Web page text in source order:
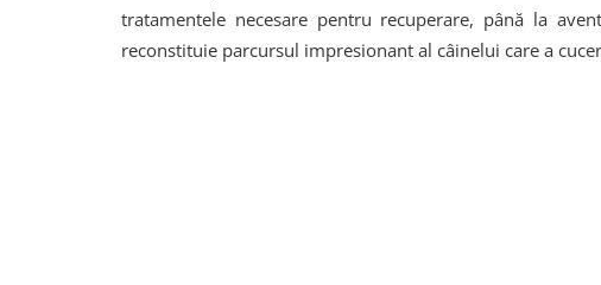
tratamentele necesare pentru recuperare, până la
reconstituie parcursul impresionant al câinelui care a